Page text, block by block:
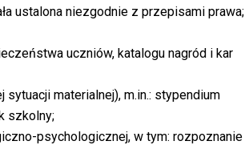
ustalona niezgodnie z przepisami prawa;
uczniów, katalogu nagród i kar
materialnej), m.in.: stypendium
szkolny;
psychologicznej, w tym: rozpoznanie